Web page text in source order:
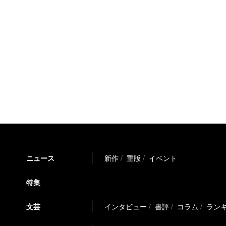
ニュース 新作 重版 イベント
特集
文芸 インタビュー 書評 コラム ラン